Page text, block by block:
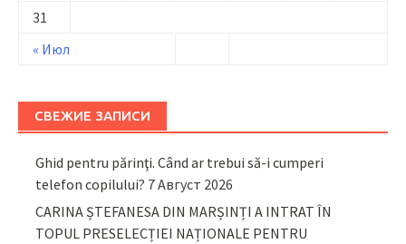
« Июл
31
СВЕЖИЕ ЗАПИСИ
Ghid pentru părinţi. Când ar trebui să-i cumperi
telefon copilului? 7 Август 2026
CARINA ȘTEFANESA DIN MARȘINȚI A INTRAT ÎN
TOPUL PRESELECȚIEI NAȚIONALE PENTRU